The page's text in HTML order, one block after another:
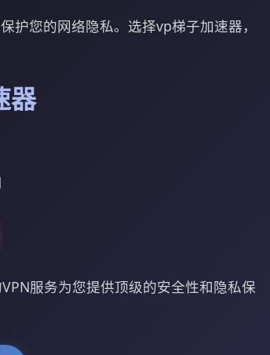
护您的网络隐私。选择vp梯子加速器，
器
服务为您提供顶级的安全性和隐私保